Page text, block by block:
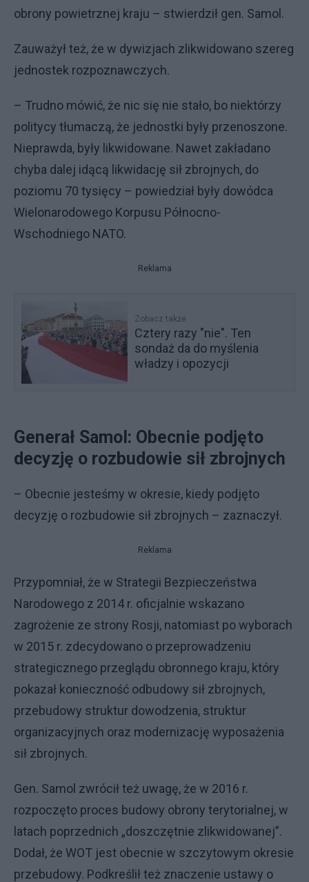
obrony powietrznej kraju – stwierdził gen. Samol.
Zauważył też, że w dywizjach zlikwidowano szereg
jednostek rozpoznawczych.
– Trudno mówić, że nic się nie stało, bo niektórzy
politycy tłumaczą, że jednostki były przenoszone.
Nieprawda, były likwidowane. Nawet zakładano
chyba dalej idącą likwidację sił zbrojnych, do
poziomu 70 tysięcy – powiedział były dowódca
Wielonarodowego Korpusu Północno-
Wschodniego NATO.
Reklama
Zobacz także
Cztery razy "nie". Ten
sondaż da do myślenia
władzy i opozycji
Generał Samol: Obecnie podjęto
decyzję o rozbudowie sił zbrojnych
– Obecnie jesteśmy w okresie, kiedy podjęto
decyzję o rozbudowie sił zbrojnych – zaznaczył.
Reklama
Przypomniał, że w Strategii Bezpieczeństwa
Narodowego z 2014 r. oficjalnie wskazano
zagrożenie ze strony Rosji, natomiast po wyborach
w 2015 r. zdecydowano o przeprowadzeniu
strategicznego przeglądu obronnego kraju, który
pokazał konieczność odbudowy sił zbrojnych,
przebudowy struktur dowodzenia, struktur
organizacyjnych oraz modernizację wyposażenia
sił zbrojnych.
Gen. Samol zwrócił też uwagę, że w 2016 r.
rozpoczęto proces budowy obrony terytorialnej, w
latach poprzednich „doszczętnie zlikwidowanej”.
Dodał, że WOT jest obecnie w szczytowym okresie
przebudowy. Podkreślił też znaczenie ustawy o